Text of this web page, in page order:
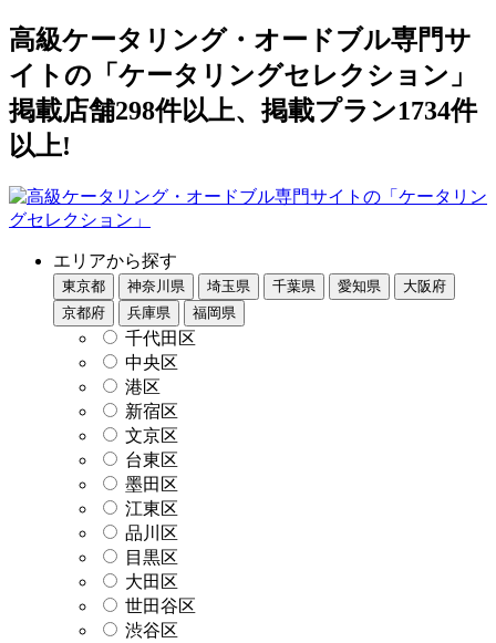
高級ケータリング・オードブル専門サ
イトの「ケータリングセレクション」
掲載店舗298件以上、掲載プラン1734件
以上!
エリアから探す
東京都 神奈川県 埼玉県 千葉県 愛知県
大阪府
京都府
兵庫県 福岡県
千代田区
中央区
港区
新宿区
文京区
台東区
墨田区
江東区
品川区
目黒区
大田区
世田谷区
渋谷区